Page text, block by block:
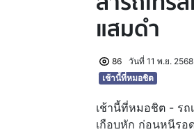
แสมดำ
86
วันที่ 11 พ.ย.
เช้านี้ที่หมอชิต
เช้านี้ที่หมอชิต - รถ
เกือบหัก ก่อนหนีรอ